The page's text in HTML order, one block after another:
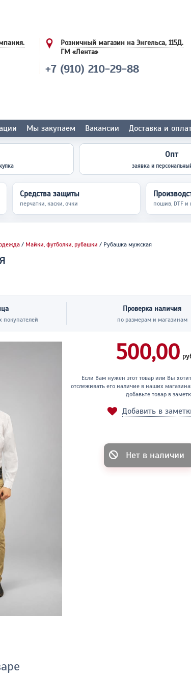
Розничный магазин на Энгельса, 115Д.
ГМ «Лента»
+7 (910) 210-29-88
Мы закупаем Вакансии Доставка и
Опт
заявка и
Средства защиты
перчатки, каски, очки пошив, DTF
/ Майки, футболки, рубашки / Рубашка мужская
покупателей
Проверка наличия
по размерам и магазинам
500,00
Если Вам нужен этот товар или Вы
отслеживать его наличие в наших
добавьте товар в
Добавить в
Нет в наличии